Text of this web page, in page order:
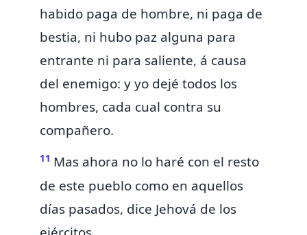
habido paga de hombre, ni paga de
bestia, ni hubo paz alguna para
entrante ni para saliente, á causa
del enemigo: y yo dejé todos los
hombres, cada cual contra su
compañero.
11 Mas ahora no lo haré con el resto
de este pueblo como en aquellos
días pasados, dice Jehová de los